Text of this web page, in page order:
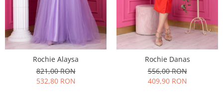
Rochie Alaysa
821,00 RON
532,80 RON
Rochie Danas
556,00 RON
409,90 RON